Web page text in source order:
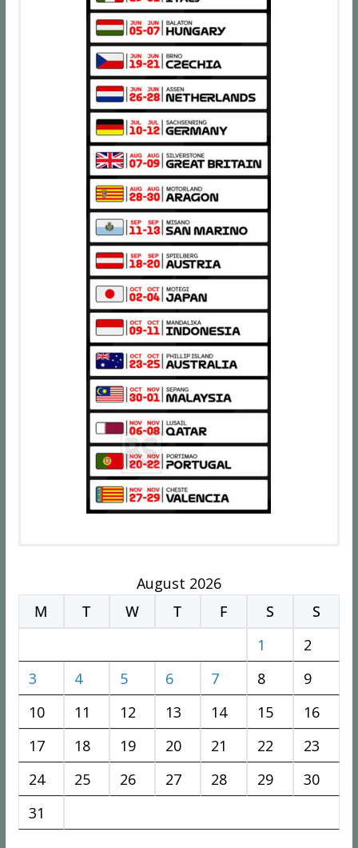
August 2026
M
T W T F S
S
1
2
3
4 5 6 7 8
9
10
11 12 13 14 15
16
17
18 19 20 21 22
23
24
25 26 27 28 29
30
31